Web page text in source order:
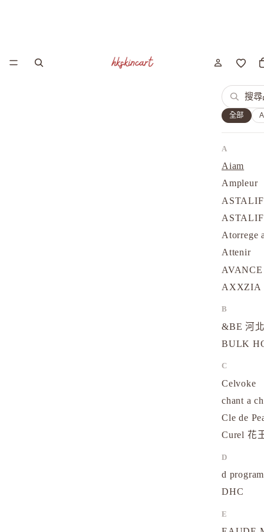
全部
A
Aiam
Ampleur
Atorrege
Attenir
AVANCE
AXXZIA
B
&BE 河
BULK
C
Celvoke
chant a
Cle de
Curel 花
D
d
DHC
E